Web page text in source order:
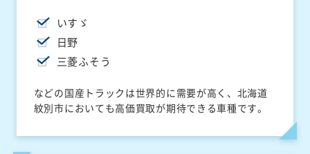
いすゞ
日野
三菱ふそう
などの国産トラックは世界的に需要が高く、北海道
紋別市においても高価買取が期待できる車種です。